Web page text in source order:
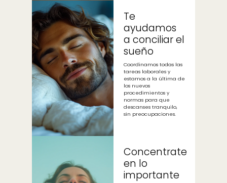
Te
ayudamos
a conciliar el
sueño
Coordinamos todas las
tareas laborales y
estamos a la última de
los nuevos
procedimientos y
normas para que
descanses tranquilo,
sin preocupaciones.
Concentrate
en lo
importante